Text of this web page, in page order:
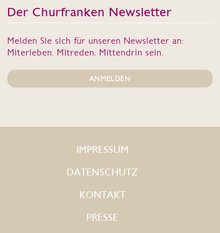
Der Churfranken Newsletter
Melden Sie sich für unseren Newsletter an:
Miterleben. Mitreden. Mittendrin sein.
ANMELDEN
IMPRESSUM
DATENSCHUTZ
KONTAKT
PRESSE